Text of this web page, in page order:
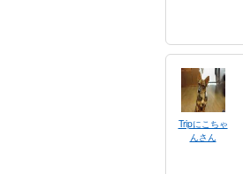
Tripにこちゃ
んさん